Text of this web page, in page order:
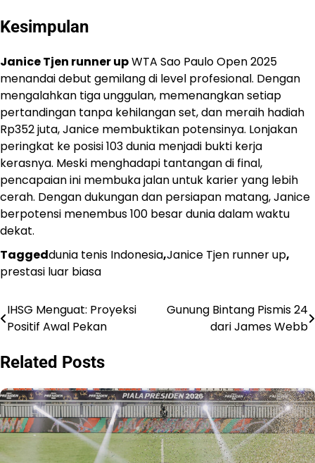
Kesimpulan
Janice Tjen runner upWTA Sao Paulo Open 2025
menandai debut gemilang di level profesional. Dengan
mengalahkan tiga unggulan, memenangkan setiap
pertandingan tanpa kehilangan set, dan meraih hadiah
Rp352 juta, Janice membuktikan potensinya. Lonjakan
peringkat ke posisi 103 dunia menjadi bukti kerja
kerasnya. Meski menghadapi tantangan di final,
pencapaian ini membuka jalan untuk karier yang lebih
cerah. Dengan dukungan dan persiapan matang, Janice
berpotensi menembus 100 besar dunia dalam waktu
dekat.
Taggeddunia tenis Indonesia,Janice Tjen runner up,
prestasi luar biasa
Navigasi
IHSG Menguat: Proyeksi
Positif Awal Pekan
Gunung Bintang Pismis 24
dari James Webb
Related Posts